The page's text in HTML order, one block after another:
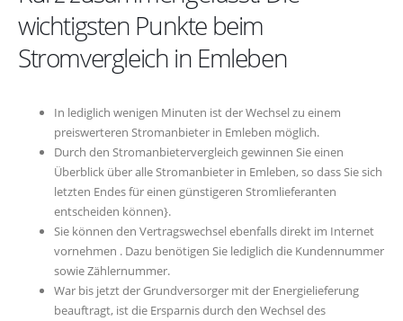
wichtigsten Punkte beim
Stromvergleich in Emleben
In lediglich wenigen Minuten ist der Wechsel zu einem
preiswerteren Stromanbieter in Emleben möglich.
Durch den Stromanbietervergleich gewinnen Sie einen
Überblick über alle Stromanbieter in Emleben, so dass Sie sich
letzten Endes für einen günstigeren Stromlieferanten
entscheiden können}.
Sie können den Vertragswechsel ebenfalls direkt im Internet
vornehmen . Dazu benötigen Sie lediglich die Kundennummer
sowie Zählernummer.
War bis jetzt der Grundversorger mit der Energielieferung
beauftragt, ist die Ersparnis durch den Wechsel des